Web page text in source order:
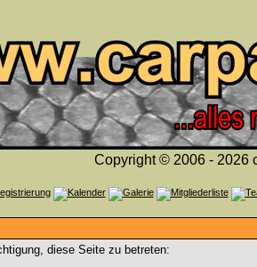
Copyright © 2006 - 2026
diese Seite zu betreten: